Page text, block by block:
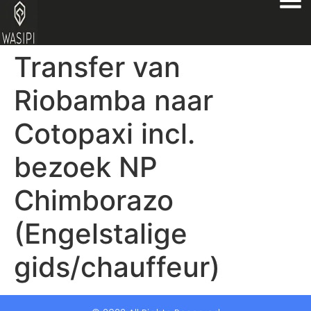
Transfer van
Riobamba naar
Cotopaxi incl.
bezoek NP
Chimborazo
(Engelstalige
gids/chauffeur)